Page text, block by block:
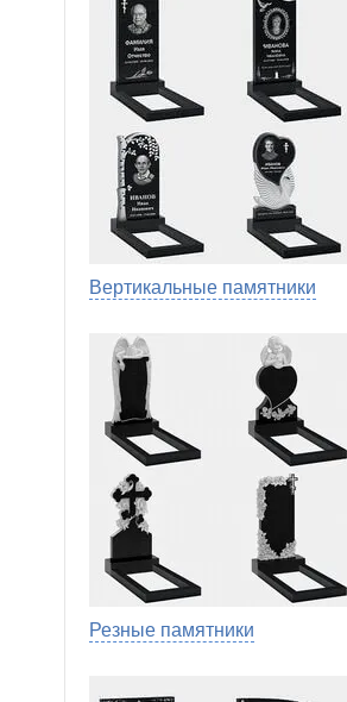
Вертикальные памятники
Резные памятники